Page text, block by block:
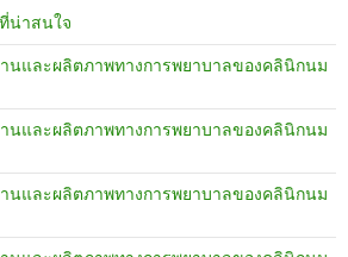
น่าสนใจ
นและผลิตภาพทางการพยาบาลของคลินิกนม
นและผลิตภาพทางการพยาบาลของคลินิกนม
นและผลิตภาพทางการพยาบาลของคลินิกนม